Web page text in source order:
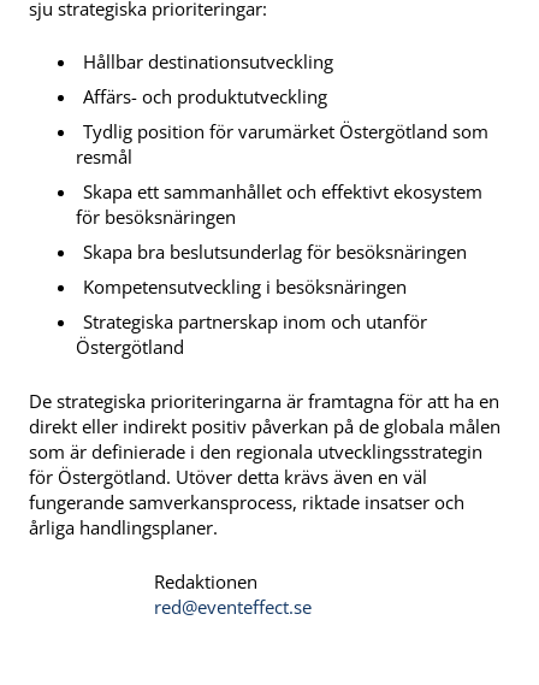
sju strategiska prioriteringar:
Hållbar destinationsutveckling
Affärs- och produktutveckling
Tydlig position för varumärket Östergötland som
resmål
Skapa ett sammanhållet och effektivt ekosystem
för besöksnäringen
Skapa bra beslutsunderlag för besöksnäringen
Kompetensutveckling i besöksnäringen
Strategiska partnerskap inom och utanför
Östergötland
De strategiska prioriteringarna är framtagna för att ha en
direkt eller indirekt positiv påverkan på de globala målen
som är definierade i den regionala utvecklingsstrategin
för Östergötland. Utöver detta krävs även en väl
fungerande samverkansprocess, riktade insatser och
årliga handlingsplaner.
Redaktionen
red@eventeffect.se